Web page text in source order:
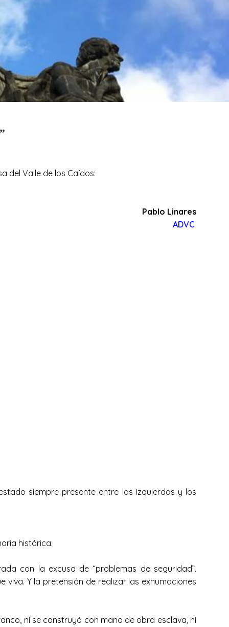
del Valle de los Caídos:
Pablo Linares
ADVC
siempre presente entre las izquierdas y los
histórica.
con la excusa de “problemas de seguridad”.
Y la pretensión de realizar las exhumaciones
ni se construyó con mano de obra esclava, ni